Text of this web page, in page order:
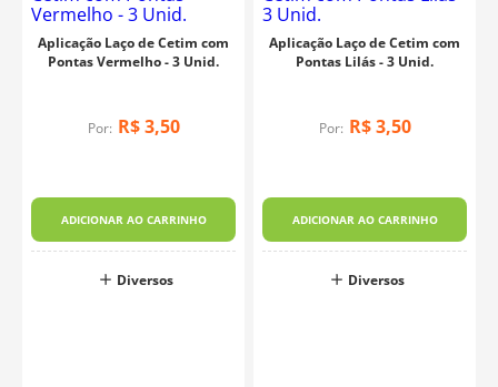
Aplicação Laço de Cetim com
Pontas Vermelho - 3 Unid.
Por: R$ 3,50
ADICIONAR AO CARRINHO
Diversos
Aplicação Laço de Cetim com
Pontas Lilás - 3 Unid.
Por: R$ 3,50
ADICIONAR AO CARRINHO
Diversos